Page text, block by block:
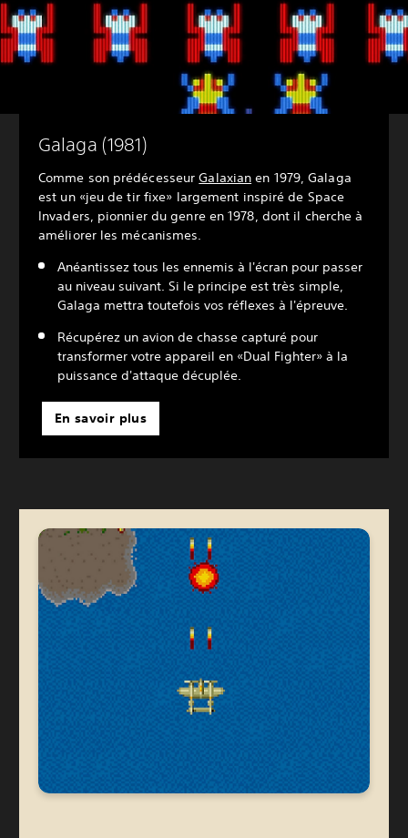
Galaga (1981)
Comme son prédécesseurGalaxian en 1979, Galaga
est un «jeu de tir fixe» largement inspiré de Space
Invaders, pionnier du genre en 1978, dont il cherche à
améliorer les mécanismes.
Anéantissez tous les ennemis à l'écran pour passer
au niveau suivant. Si le principe est très simple,
Galaga mettra toutefois vos réflexes à l'épreuve.
Récupérez un avion de chasse capturé pour
transformer votre appareil en «Dual Fighter» à la
puissance d'attaque décuplée.
En savoir plus